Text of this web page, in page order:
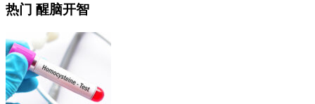
热门 醒脑开智